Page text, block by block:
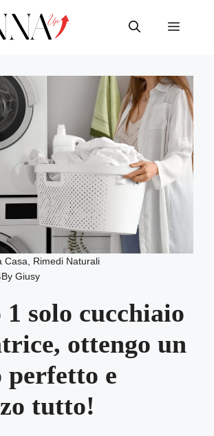
Menu
Casa, Rimedi Naturali
ByGiusy
1 solo cucchiaio
ottengo un
perfetto e
tutto!